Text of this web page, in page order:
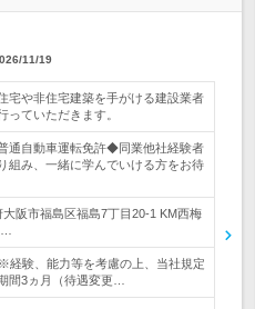
11/19
宅や非住宅建築を手がける建設業者
っていただきます。
通自動車運転免許◆同業他社経験者
組み、一緒に学んでいける方をお待
阪市福島区福島7丁目20‐1 KM西梅
経験、能力等を考慮の上、当社規定
間3ヵ月（待遇変更…